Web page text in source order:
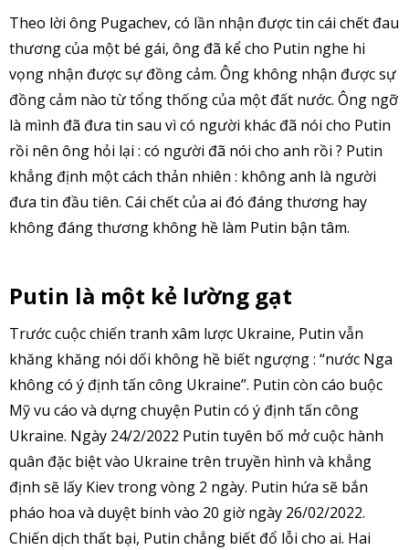
Theo lời ông Pugachev, có lần nhận được tin cái chết đau
thương của một bé gái, ông đã kể cho Putin nghe hi
vọng nhận được sự đồng cảm. Ông không nhận được sự
đồng cảm nào từ tổng thống của một đất nước. Ông ngỡ
là mình đã đưa tin sau vì có người khác đã nói cho Putin
rồi nên ông hỏi lại : có người đã nói cho anh rồi ? Putin
khẳng định một cách thản nhiên : không anh là người
đưa tin đầu tiên. Cái chết của ai đó đáng thương hay
không đáng thương không hề làm Putin bận tâm.
Putin là một kẻ lường gạt
Trước cuộc chiến tranh xâm lược Ukraine, Putin vẫn
khăng khăng nói dối không hề biết ngượng : “nước Nga
không có ý định tấn công Ukraine”. Putin còn cáo buộc
Mỹ vu cáo và dựng chuyện Putin có ý định tấn công
Ukraine. Ngày 24/2/2022 Putin tuyên bố mở cuộc hành
quân đặc biệt vào Ukraine trên truyền hình và khẳng
định sẽ lấy Kiev trong vòng 2 ngày. Putin hứa sẽ bắn
pháo hoa và duyệt binh vào 20 giờ ngày 26/02/2022.
Chiến dịch thất bại, Putin chẳng biết đổ lỗi cho ai. Hai